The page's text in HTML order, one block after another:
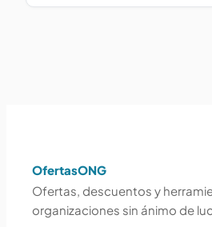
OfertasONG
Ofertas, descuentos y
organizaciones sin ánimo de